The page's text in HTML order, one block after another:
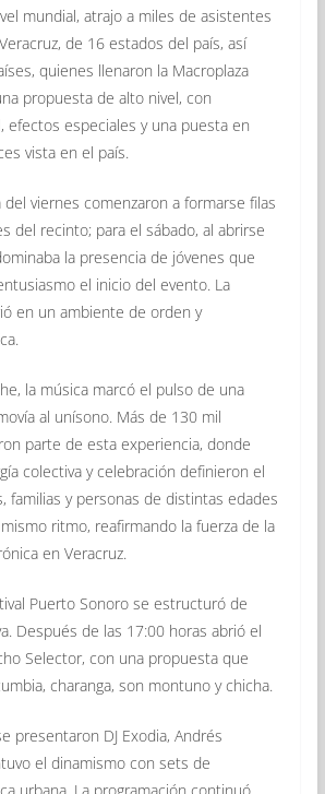
mundial, atrajo a miles de asistentes
de 16 estados del país, así
quienes llenaron la Macroplaza
propuesta de alto nivel, con
efectos especiales y una puesta en
vista en el país.
del viernes comenzaron a formarse filas
del recinto; para el sábado, al abrirse
la presencia de jóvenes que
el inicio del evento. La
en un ambiente de orden y
la música marcó el pulso de una
al unísono. Más de 130 mil
parte de esta experiencia, donde
colectiva y celebración definieron el
familias y personas de distintas edades
ritmo, reafirmando la fuerza de la
en Veracruz.
Puerto Sonoro se estructuró de
Después de las 17:00 horas abrió el
Selector, con una propuesta que
charanga, son montuno y chicha.
presentaron DJ Exodia, Andrés
el dinamismo con sets de